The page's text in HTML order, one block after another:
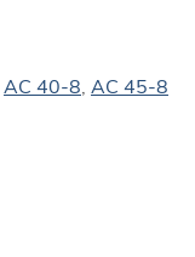
AC 40-8, AC 45-8